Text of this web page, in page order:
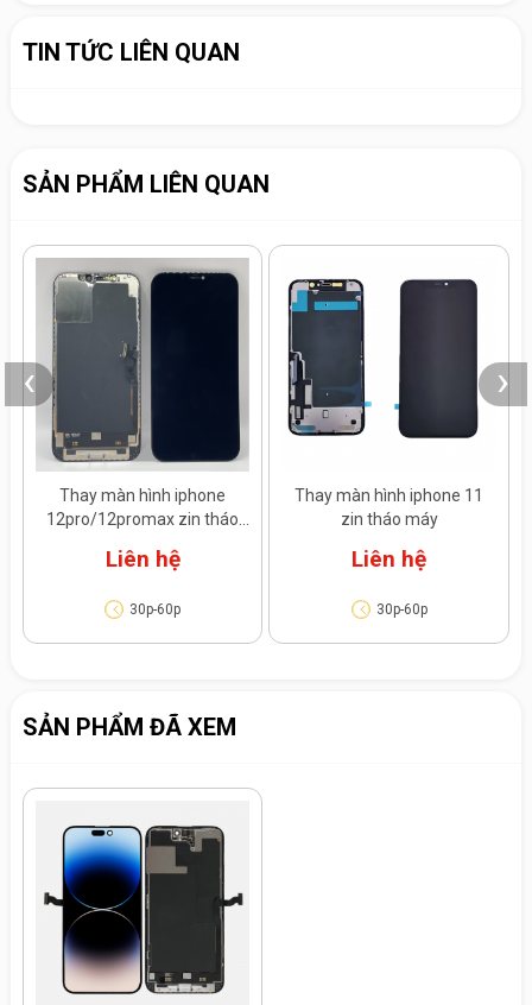
TIN TỨC LIÊN QUAN
SẢN PHẨM LIÊN QUAN
Thay màn hình iphone
12pro/12promax zin tháo
Liên hệ
30p-60p
Thay màn hình iphone 11
zin tháo máy
Liên hệ
30p-60p
‹ ›
SẢN PHẨM ĐÃ XEM